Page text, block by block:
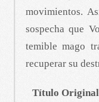
movimientos.
sospecha que
temible mago
recuperar su
Título Original